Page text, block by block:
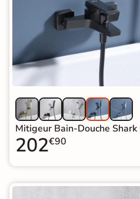
Mitigeur Bain-Douche
202€90